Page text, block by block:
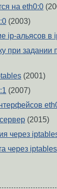
на eth0:0
(2003)
ip-альясов в
при задании
(2001)
(2007)
(2015)
через
через iptables